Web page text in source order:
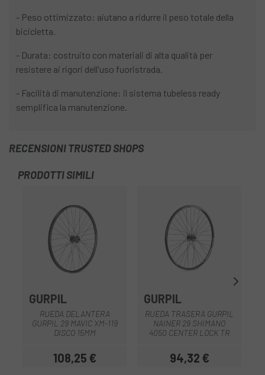
- Peso ottimizzato: aiutano a ridurre il peso totale della
bicicletta.
- Durata: costruito con materiali di alta qualità per
resistere ai rigori dell'uso fuoristrada.
- Facilità di manutenzione: il sistema tubeless ready
semplifica la manutenzione.
RECENSIONI TRUSTED SHOPS
PRODOTTI SIMILI
GURPIL
RUEDA DELANTERA
GURPIL 29 MAVIC XM-119
DISCO 15MM
Prezzo
108,25 €
GURPIL
RUEDA TRASERA GURPIL
NAINER 29 SHIMANO
4050 CENTER LOCK TR
Prezzo
94,32 €